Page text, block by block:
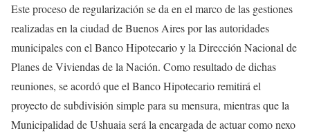
Este proceso de regularización se da en el marco de las gestiones
realizadas en la ciudad de Buenos Aires por las autoridades
municipales con el Banco Hipotecario y la Dirección Nacional de
Planes de Viviendas de la Nación. Como resultado de dichas
reuniones, se acordó que el Banco Hipotecario remitirá el
proyecto de subdivisión simple para su mensura, mientras que la
Municipalidad de Ushuaia será la encargada de actuar como nexo